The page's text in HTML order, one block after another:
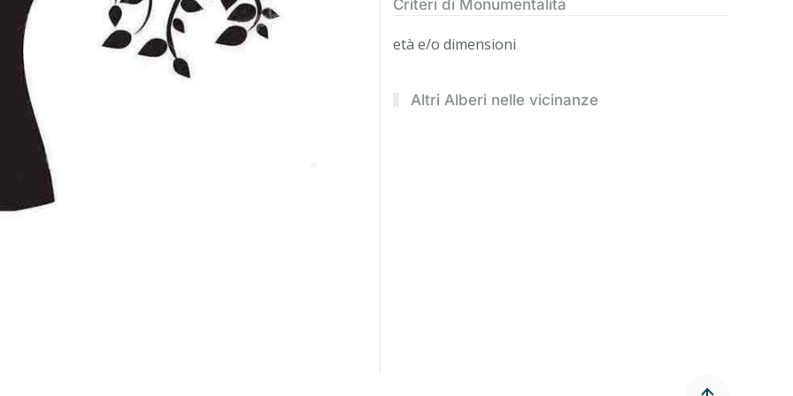
Criteri di Monumentalità
età e/o dimensioni
Altri Alberi nelle vicinanze